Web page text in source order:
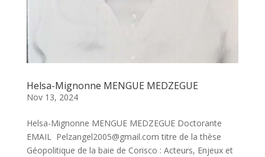
Helsa-Mignonne MENGUE MEDZEGUE
Nov 13, 2024
Helsa-Mignonne MENGUE MEDZEGUE Doctorante
EMAIL Pelzangel2005@gmail.com titre de la thèse
Géopolitique de la baie de Corisco : Acteurs, Enjeux et